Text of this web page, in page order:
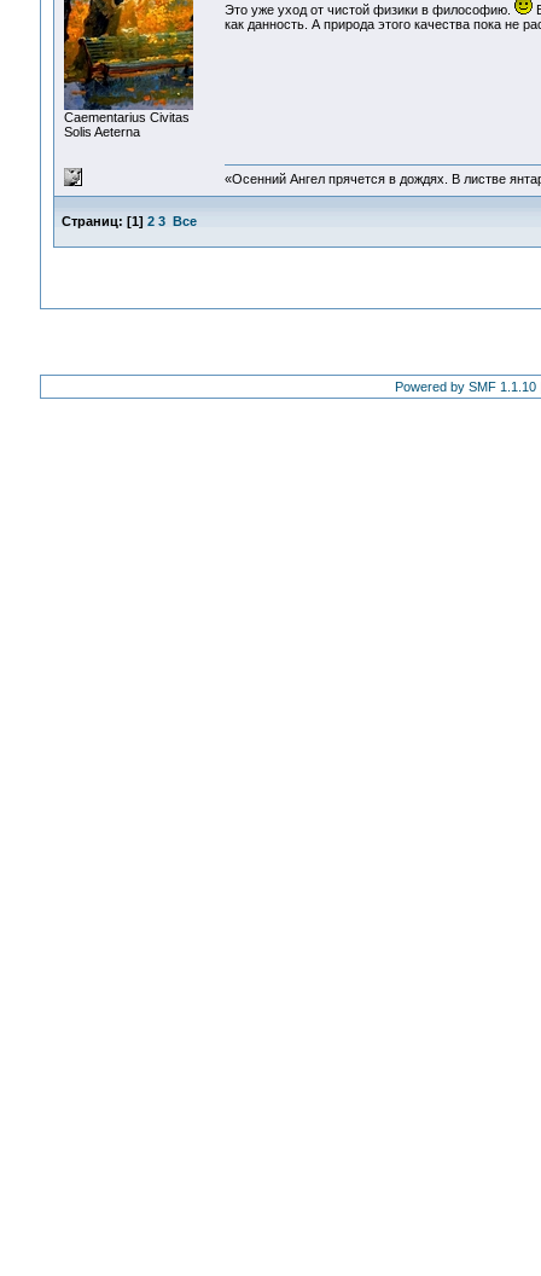
Сaementarius Civitas
Solis Aeterna
Это уже уход от чистой физики в философию.
как данность. А природа этого качества пока не
«Осенний Ангел прячется в дождях. В листве
Страниц: [1] 2 3 Все
Powered by SMF 1.1.10